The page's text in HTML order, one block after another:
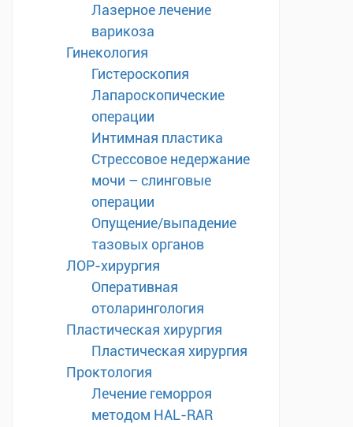
Лазерное лечение
варикоза
Гинекология
Гистероскопия
Лапароскопические
операции
Интимная пластика
Стрессовое недержание
мочи – слинговые
операции
Опущение/выпадение
тазовых органов
ЛОР-хирургия
Оперативная
отоларингология
Пластическая хирургия
Пластическая хирургия
Проктология
Лечение геморроя
методом HAL-RAR